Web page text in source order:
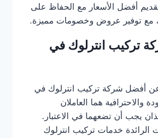
أفضل الأسعار مع الحفاظ على
مع توفير عروض وخصومات مميزة.
تركيب انترلوك في
أفضل شركة تركيب انترلوك في
والاحترافية هما العاملان
يجب أن تضعهما في الاعتبار.
الرائدة خدمات تركيب انترلوك